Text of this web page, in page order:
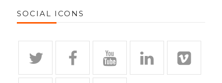
SOCIAL ICONS